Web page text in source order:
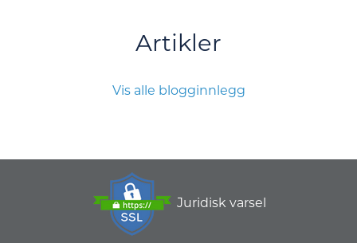
Artikler
Vis alle blogginnlegg
Juridisk varsel